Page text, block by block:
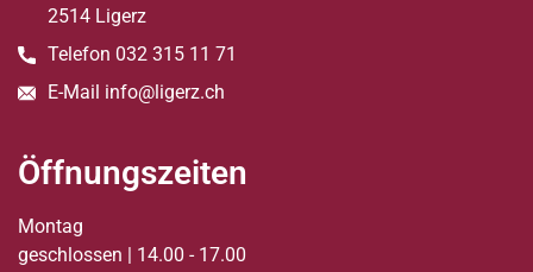
2514 Ligerz
Telefon 032 315 11 71
E-Mail info@ligerz.ch
Öffnungszeiten
Montag
geschlossen | 14.00 - 17.00